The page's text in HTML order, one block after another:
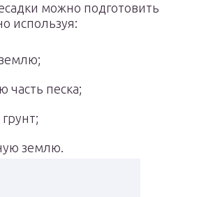
можно подготовить
используя:
часть песка;
землю.